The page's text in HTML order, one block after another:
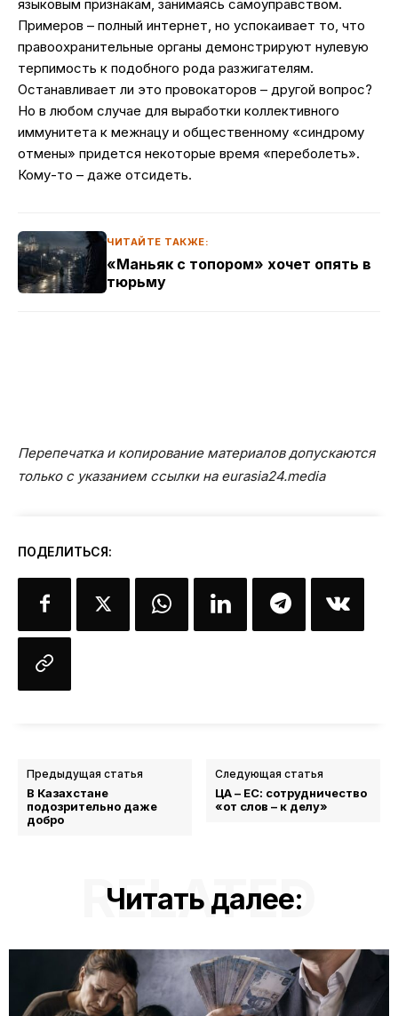
языковым признакам, занимаясь самоуправством.
Примеров – полный интернет, но успокаивает то, что
правоохранительные органы демонстрируют нулевую
терпимость к подобного рода разжигателям.
Останавливает ли это провокаторов – другой вопрос?
Но в любом случае для выработки коллективного
иммунитета к межнацу и общественному «синдрому
отмены» придется некоторые время «переболеть».
Кому-то – даже отсидеть.
ЧИТАЙТЕ ТАКЖЕ:
«Маньяк с топором» хочет опять в
тюрьму
Перепечатка и копирование материалов допускаются
только с указанием ссылки на eurasia24.media
ПОДЕЛИТЬСЯ:
Предыдущая статья
В Казахстане
подозрительно даже
добро
Следующая статья
ЦА – ЕС: сотрудничество
«от слов – к делу»
Читать далее:
RELATED